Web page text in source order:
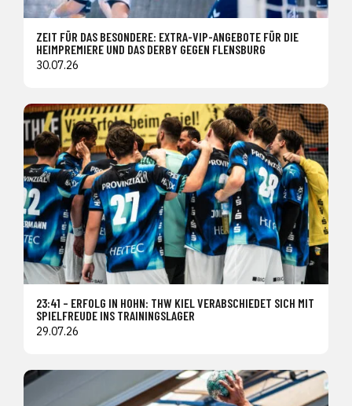
ZEIT FÜR DAS BESONDERE: EXTRA-VIP-ANGEBOTE FÜR DIE
HEIMPREMIERE UND DAS DERBY GEGEN FLENSBURG
30.07.26
23:41 – ERFOLG IN HOHN: THW KIEL VERABSCHIEDET SICH MIT
SPIELFREUDE INS TRAININGSLAGER
29.07.26